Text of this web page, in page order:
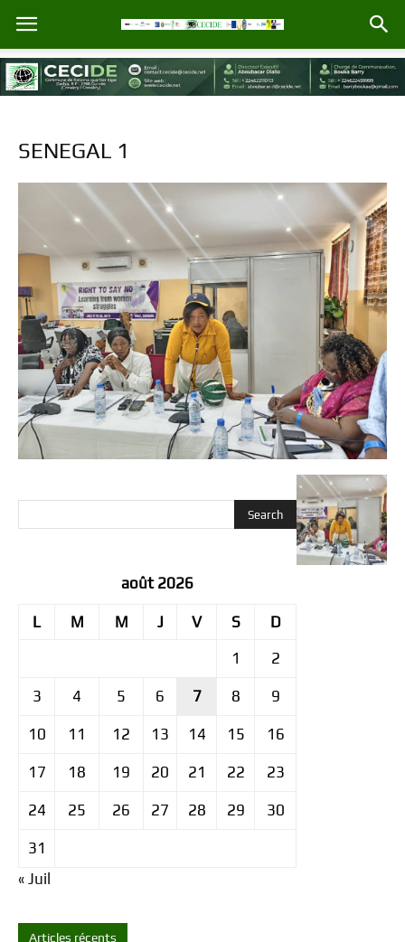
SENEGAL 1
août 2026
L M M J V S
D
1
2
3 4 5 6 7 8 9
10 11 12 13 14 15 16
17 18 19 20 21 22 23
24 25 26 27 28 29 30
31
« Juil
Articles récents